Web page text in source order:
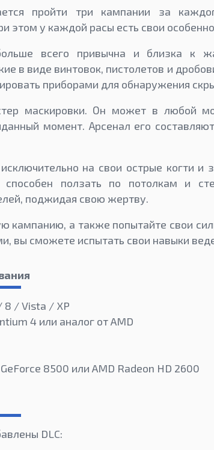
пройти три кампании за
этом у каждой расы есть свои
всего привычна и близка к
в виде винтовок, пистолетов и
приборами для обнаружения
маскировки. Он может в любой
момент. Арсенал его
на свои острые когти
ползать по потолкам и
поджидая свою жертву.
кампанию, а также попытайте свои
вы сможете испытать свои навыки
8 / Vista / XP
4 или аналог от AMD
8500 или AMD Radeon HD 2600
DLC: